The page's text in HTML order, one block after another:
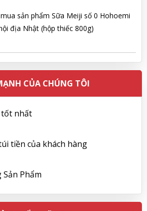
sản phẩm Sữa Meiji số 0 Hohoemi
địa Nhật (hộp thiếc 800g)
sản phẩm Sữa Meiji số 0 Hohoemi
địa Nhật (hộp thiếc 800g)
mua sản phẩm Viên uống tiền đình bổ
Viên
sản phẩm Sữa tắm Pigeon Baby
Bản
CỦA CHÚNG TÔI
nhất
tiền của khách hàng
Phẩm